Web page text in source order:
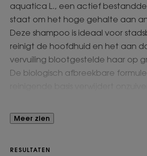
aquatica L., een actief
staat om het hoge gehalte aan
Deze shampoo is ideaal voor
reinigt de hoofdhuid en het aan
vervuiling blootgestelde haar op
De biologisch afbreekbare
te verstoren of uit te drogen. Het
ontdaan van onzuiverheden.
Meer zien
RESULTATEN